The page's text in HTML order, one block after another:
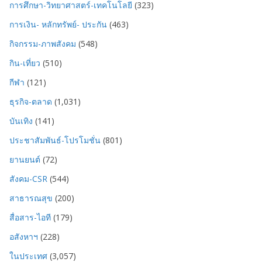
การศึกษา-วิทยาศาสตร์-เทคโนโลยี (323)
การเงิน- หลักทรัพย์- ประกัน (463)
กิจกรรม-ภาพสังคม (548)
กิน-เที่ยว (510)
กีฬา (121)
ธุรกิจ-ตลาด (1,031)
บันเทิง (141)
ประชาสัมพันธ์-โปรโมชั่น (801)
ยานยนต์ (72)
สังคม-CSR (544)
สาธารณสุข (200)
สื่อสาร-ไอที (179)
อสังหาฯ (228)
ในประเทศ (3,057)